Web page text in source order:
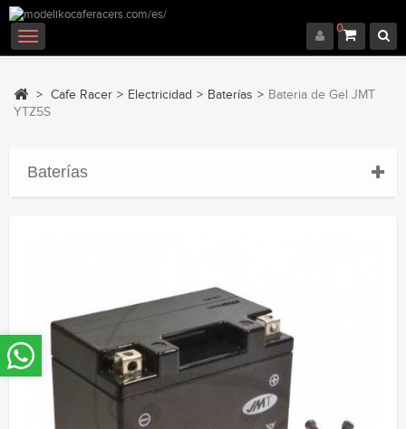
0
Navegación
Toggle
> Cafe Racer > Electricidad > Baterías > Bateria de Gel JMT
YTZ5S
Baterías